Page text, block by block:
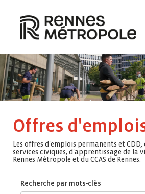
Offres
Les offres d'emplois permanents et CDD,
services civiques, d'apprentissage de la
Rennes Métropole et du CCAS de Rennes.
Recherche par mots-clès